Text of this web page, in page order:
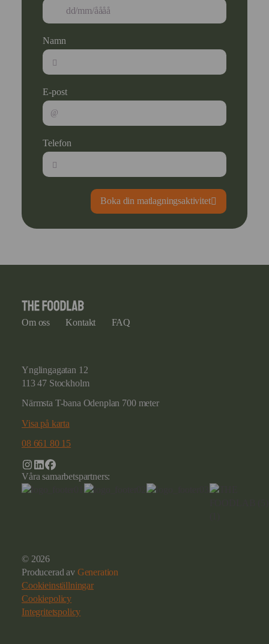
Namn
E-post
Telefon
Boka din matlagningsaktivitet
Om oss Kontakt FAQ
Ynglingagatan 12
113 47 Stockholm
Närmsta T-bana Odenplan 700 meter
Visa på karta
08 661 80 15
Våra samarbetspartners:
© 2026
Producerad av Generation
Cookieinställningar
Cookiepolicy
Integritetspolicy